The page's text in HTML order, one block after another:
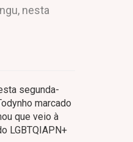
nesta
segunda-
marcado
que veio à
LGBTQIAPN+